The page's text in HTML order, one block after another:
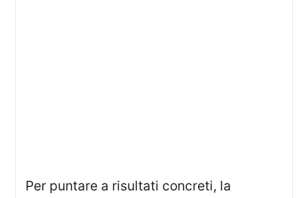
Per puntare a risultati concreti, la